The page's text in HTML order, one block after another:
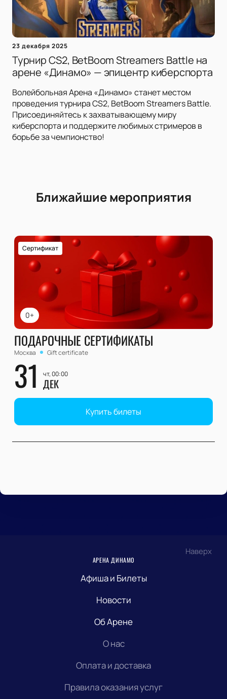
23 декабря 2025
Турнир CS2, BetBoom Streamers Battle на
арене «Динамо» — эпицентр киберспорта
Волейбольная Арена «Динамо» станет местом
проведения турнира CS2, BetBoom Streamers Battle.
Присоединяйтесь к захватывающему миру
киберспорта и поддержите любимых стримеров в
борьбе за чемпионство!
Ближайшие мероприятия
0+
Сертификат
ПОДАРОЧНЫЕ СЕРТИФИКАТЫ
Москва Gift certificate
31 чт, 00:00
ДЕК
Купить билеты
Наверх
АРЕНА ДИНАМО
Афиша и Билеты
Новости
Об Арене
О нас
Оплата и доставка
Правила оказания услуг